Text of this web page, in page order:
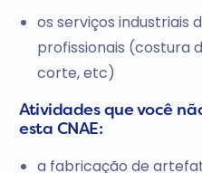
os serviços industriais
profissionais (costura
corte, etc)
Atividades que você
esta CNAE:
a fabricação de